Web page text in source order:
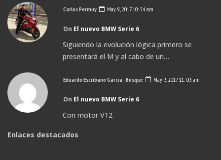
Carlos Permuy May 9, 2017 10: 54 am
On El nuevo BMW Serie 6
Siguiendo la evolución lógica primero se
presentará el M y al cabo de un…
Eduardo Escribano García - Bosque May 3, 2017 11: 03 am
On El nuevo BMW Serie 6
Con motor V12
Enlaces destacados